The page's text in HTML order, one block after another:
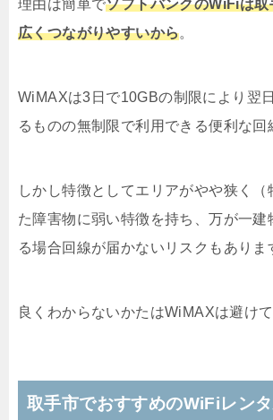
理由は簡単でソフトバンクのWiFiは取
広くつながりやすいから。
WiMAXは3日で10GBの制限により翌
るものの無制限で利用できる便利な回
しかし特徴としてエリアがやや狭く（
た障害物に弱い特徴を持ち、万が一建
る場合回線が届かないリスクもありま
良くわからないかたはWiMAXは避けて
取手市でおすすめのWiFiレン